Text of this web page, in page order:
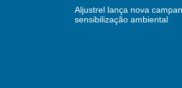
Aljustrel lança nova
sensibilização ambiental